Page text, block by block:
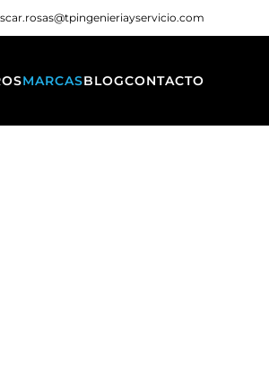
MARCASBLOGCONTACTO